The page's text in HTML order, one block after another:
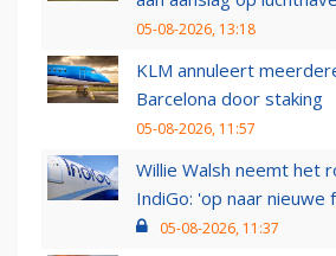
05-08-2026, 13:18
KLM annuleert
Barcelona door staking
05-08-2026, 11:57
Willie Walsh neemt het
IndiGo: 'op naar nieuwe
05-08-2026, 11:37